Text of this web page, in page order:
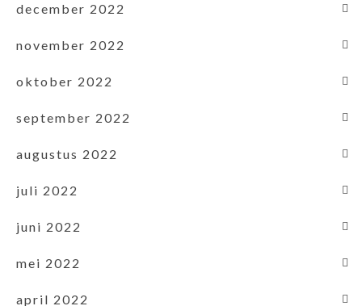
december 2022
november 2022
oktober 2022
september 2022
augustus 2022
juli 2022
juni 2022
mei 2022
april 2022